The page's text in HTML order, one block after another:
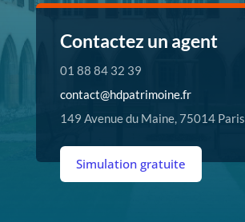
Contactez un agent
01 88 84 32 39
contact@hdpatrimoine.fr
149 Avenue du Maine, 75014 Paris
Simulation gratuite